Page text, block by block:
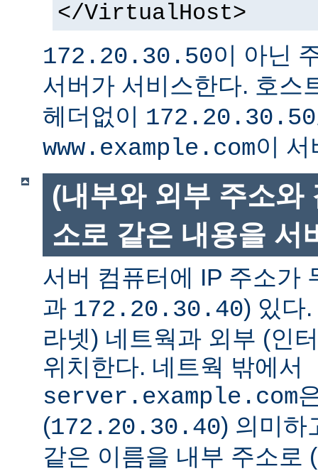
</VirtualHost>
172.20.30.50이 아닌
서버가 서비스한다. 호스
헤더없이 172.20.30.50
www.example.com이 서
(내부와 외부 주소와
소로 같은 내용을 서
서버 컴퓨터에 IP 주소가
과 172.20.30.40) 있다
라넷) 네트웍과 외부 (인
위치한다. 네트웍 밖에서
server.example.com
(172.20.30.40) 의미하
같은 이름을 내부 주소로 (